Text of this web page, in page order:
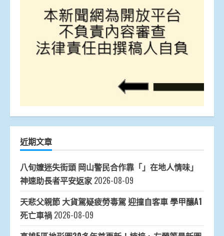
近期文章
八旬嬤迷失街頭 岡山警民合作靠「」在地人情味」
神速助長者平安返家 2026-08-09
天悲父親節 大貨駕疑疲勞毒駕 迎撞自客車 學甲釀A1
死亡車禍 2026-08-09